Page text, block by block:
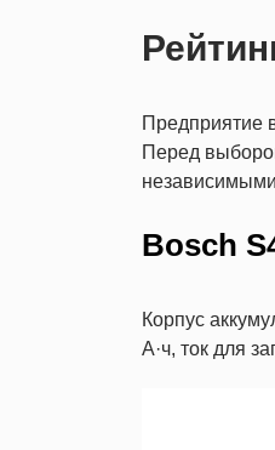
Предприятие
Перед
Bosch
Корпус
А·ч, ток для